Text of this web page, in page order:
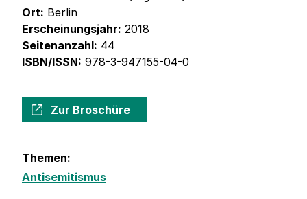
Ort: Berlin
Erscheinungsjahr: 2018
Seitenanzahl: 44
ISBN/ISSN: 978-3-947155-04-0
Zur Broschüre
Themen:
Antisemitismus